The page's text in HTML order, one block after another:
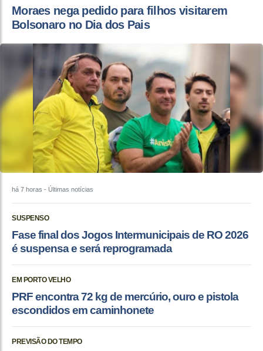
Moraes nega pedido para filhos visitarem
Bolsonaro no Dia dos Pais
há 7 horas - Últimas notícias
SUSPENSO
Fase final dos Jogos Intermunicipais de RO 2026
é suspensa e será reprogramada
EM PORTO VELHO
PRF encontra 72 kg de mercúrio, ouro e pistola
escondidos em caminhonete
PREVISÃO DO TEMPO